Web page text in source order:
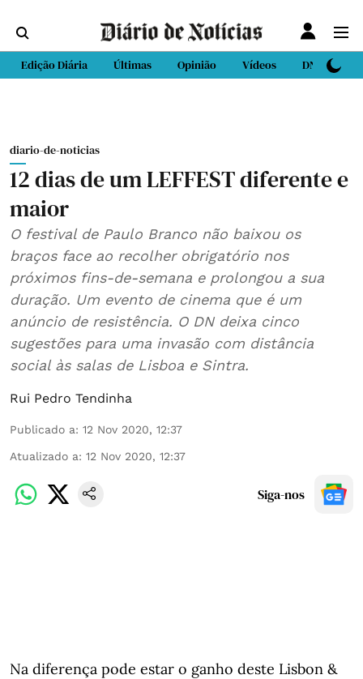
Edição Diária Últimas Opinião Vídeos DN Sport
diario-de-noticias
12 dias de um LEFFEST diferente e
maior
O festival de Paulo Branco não baixou os
braços face ao recolher obrigatório nos
próximos fins-de-semana e prolongou a sua
duração. Um evento de cinema que é um
anúncio de resistência. O DN deixa cinco
sugestões para uma invasão com distância
social às salas de Lisboa e Sintra.
Rui Pedro Tendinha
Publicado a: 12 Nov 2020, 12:37
Atualizado a: 12 Nov 2020, 12:37
Siga-nos
Na diferença pode estar o ganho deste Lisbon &